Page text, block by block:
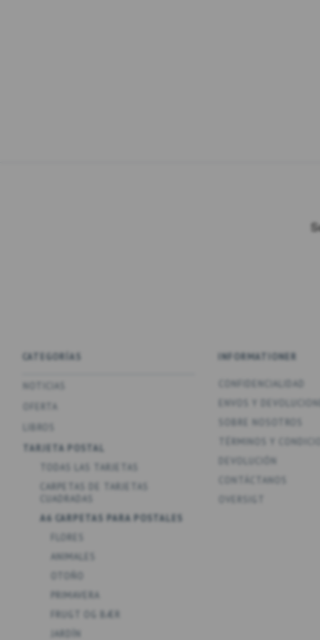
CATEGORÍAS
NOTICIAS
TARJETA POSTAL
TODAS LAS TARJETAS
CARPETAS DE TARJETAS
CUADRADAS
A6 CARPETAS PARA POSTALES
ANIMALES
PRIMAVERA
FRUGT OG BÆR
JARDÍN
INFORMATIONER
CONFIDENCIALIDAD
TÉRMINOS Y
CONTÁCTANOS